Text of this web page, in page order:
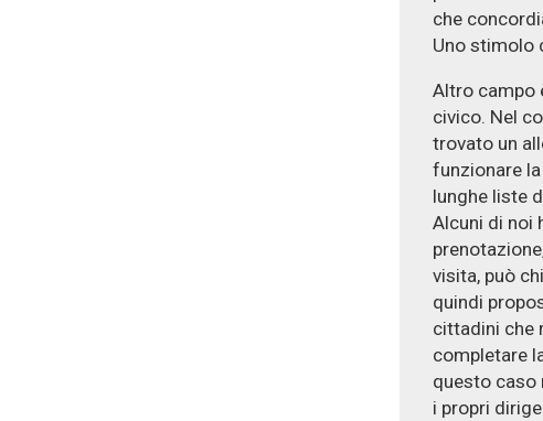
che
Uno stimolo
Altro campo
civico. Nel
trovato un
funzionare
lunghe liste
Alcuni di noi
visita, può
quindi
cittadini che
completare
questo caso
i propri